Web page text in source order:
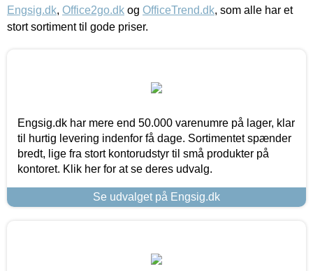
Engsig.dk, Office2go.dk og OfficeTrend.dk, som alle har et
stort sortiment til gode priser.
Engsig.dk har mere end 50.000 varenumre på lager, klar
til hurtig levering indenfor få dage. Sortimentet spænder
bredt, lige fra stort kontorudstyr til små produkter på
kontoret. Klik her for at se deres udvalg.
Se udvalget på Engsig.dk